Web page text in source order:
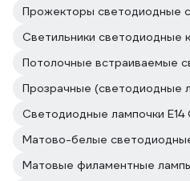
Светильники светодиодные
Потолочные встраиваемые
Прозрачные (светодиодные
Светодиодные лампочки E14
Матово-белые
Матовые филаментные